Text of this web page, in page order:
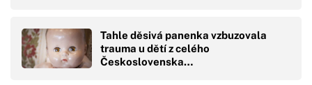
Tahle děsivá panenka vzbuzovala
trauma u dětí z celého
Československa…